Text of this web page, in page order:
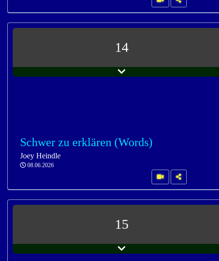
14
Schwer zu erklären (Words)
Joey Heindle
08.06.2026
15